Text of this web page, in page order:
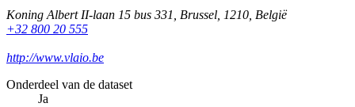
Koning Albert II-laan 15 bus 331 Brussel 1210 België
+32 800 20 555
http://www.vlaio.be
Onderdeel van de dataset
Ja